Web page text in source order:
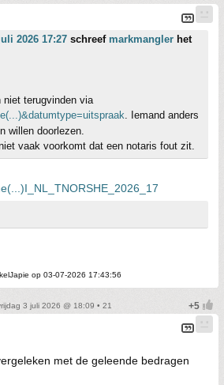
2026 17:27 schreef markmangler het
niet terugvinden via
. Iemand anders
willen doorlezen.
vaak voorkomt dat een notaris fout zit.
op 03-07-2026 17:43:56
3 juli 2026 @ 18:09 • 21
met de geleende bedragen